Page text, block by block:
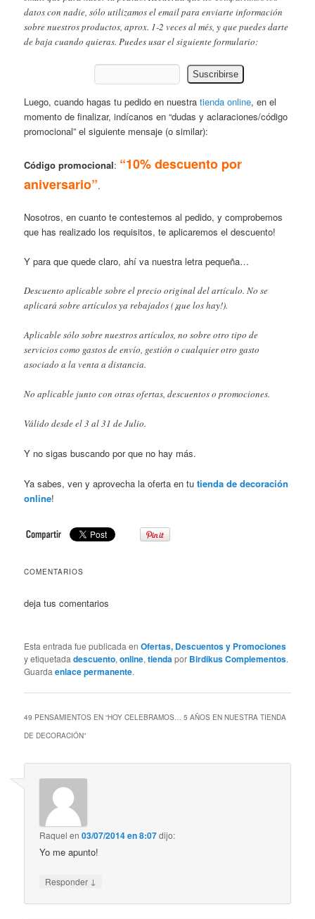
datos con nadie, sólo utilizamos el email para enviarte información
sobre nuestros productos, aprox. 1-2 veces al més, y que puedes darte
de baja cuando quieras. Puedes usar el siguiente formulario:
Luego, cuando hagas tu pedido en nuestratienda online, en el
momento de finalizar, indícanos en “dudas y aclaraciones/código
promocional” el siguiente mensaje (o similar):
Código promocional: “10% descuento por
aniversario”.
Nosotros, en cuanto te contestemos al pedido, y comprobemos
que has realizado los requisitos, te aplicaremos el descuento!
Y para que quede claro, ahí va nuestra letra pequeña…
Descuento aplicable sobre el precio original del artículo. No se
aplicará sobre artículos ya rebajados (¡que los hay!).
Aplicable sólo sobre nuestros artículos, no sobre otro tipo de
servicios como gastos de envío, gestión o cualquier otro gasto
asociado a la venta a distancia.
No aplicable junto con otras ofertas, descuentos o promociones.
Válido desde el 3 al 31 de Julio.
Y no sigas buscando por que no hay más.
Ya sabes, ven y aprovecha la oferta en tutienda de decoración
online!
COMENTARIOS
deja tus comentarios
Esta entrada fue publicada enOfertas, Descuentos y Promociones
y etiquetadadescuento,online,tiendapor Birdikus Complementos.
Guardaenlace permanente.
49 PENSAMIENTOS EN “HOY CELEBRAMOS… 5 AÑOS EN NUESTRA TIENDA
DE DECORACIÓN”
Raquel en03/07/2014 en 8:07dijo:
Yo me apunto!
Responder ↓